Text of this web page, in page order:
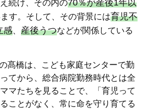
続け、その内の70％が産後1年以
す。そして、その背景には育児不
感、 産後うつなどが関係している
髙橋は、こども家庭センターで勤
てから、総合病院勤務時代とは全
マたちを見ることで、「育児って
ことがなく、常に命を守り育てる